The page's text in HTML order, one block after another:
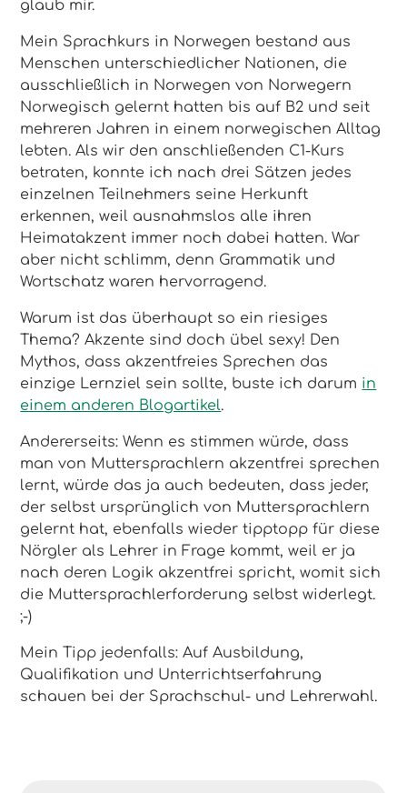
glaub mir.
Mein Sprachkurs in Norwegen bestand aus
Menschen unterschiedlicher Nationen, die
ausschließlich in Norwegen von Norwegern
Norwegisch gelernt hatten bis auf B2 und seit
mehreren Jahren in einem norwegischen Alltag
lebten. Als wir den anschließenden C1-Kurs
betraten, konnte ich nach drei Sätzen jedes
einzelnen Teilnehmers seine Herkunft
erkennen, weil ausnahmslos alle ihren
Heimatakzent immer noch dabei hatten. War
aber nicht schlimm, denn Grammatik und
Wortschatz waren hervorragend.
Warum ist das überhaupt so ein riesiges
Thema? Akzente sind doch übel sexy! Den
Mythos, dass akzentfreies Sprechen das
einzige Lernziel sein sollte, buste ich darum in
einem anderen Blogartikel.
Andererseits: Wenn es stimmen würde, dass
man von Muttersprachlern akzentfrei sprechen
lernt, würde das ja auch bedeuten, dass jeder,
der selbst ursprünglich von Muttersprachlern
gelernt hat, ebenfalls wieder tipptopp für diese
Nörgler als Lehrer in Frage kommt, weil er ja
nach deren Logik akzentfrei spricht, womit sich
die Muttersprachlerforderung selbst widerlegt.
;-)
Mein Tipp jedenfalls: Auf Ausbildung,
Qualifikation und Unterrichtserfahrung
schauen bei der Sprachschul- und Lehrerwahl.